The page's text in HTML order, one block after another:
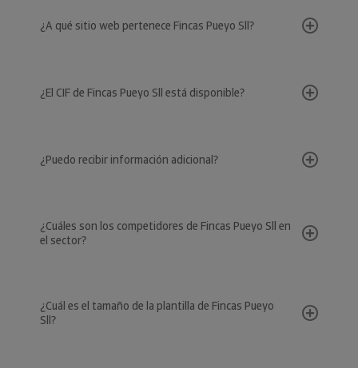
¿A qué sitio web pertenece Fincas Pueyo Sll?
¿El CIF de Fincas Pueyo Sll está disponible?
¿Puedo recibir información adicional?
¿Cuáles son los competidores de Fincas Pueyo Sll en
el sector?
¿Cuál es el tamaño de la plantilla de Fincas Pueyo
Sll?